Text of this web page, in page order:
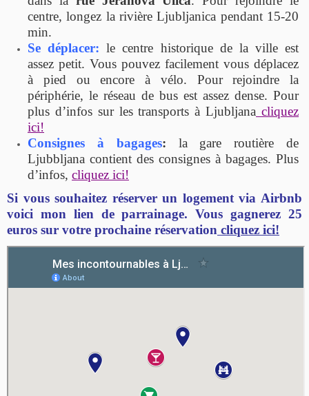
centre, longez la rivière Ljubljanica pendant 15-20
min.
Se déplacer: le centre historique de la ville est
assez petit. Vous pouvez facilement vous déplacez
à pied ou encore à vélo. Pour rejoindre la
périphérie, le réseau de bus est assez dense. Pour
plus d’infos sur les transports à Ljubljana cliquez
ici!
Consignes à bagages: la gare routière de
Ljubbljana contient des consignes à bagages. Plus
d’infos, cliquez ici!
Si vous souhaitez réserver un logement via Airbnb
voici mon lien de parrainage. Vous gagnerez 25
euros sur votre prochaine réservation cliquez ici!